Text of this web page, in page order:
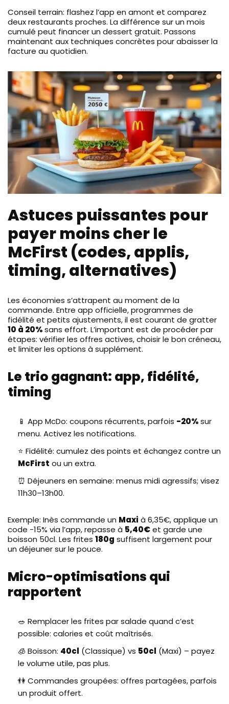
Conseil terrain: flashez l’app en amont et comparez
deux restaurants proches. La différence sur un mois
cumulé peut financer un dessert gratuit. Passons
maintenant aux techniques concrètes pour abaisser la
facture au quotidien.
Astuces puissantes pour
payer moins cher le
McFirst (codes, applis,
timing, alternatives)
Les économies s’attrapent au moment de la
commande. Entre app officielle, programmes de
fidélité et petits ajustements, il est courant de gratter
10 à 20%sans effort. L’important est de procéder par
étapes: vérifier les offres actives, choisir le bon créneau,
et limiter les options à supplément.
Le trio gagnant: app, fidélité,
timing
📱 App McDo: coupons récurrents, parfois -20%sur
menu. Activez les notifications.
⭐ Fidélité: cumulez des points et échangez contre un
McFirst ou un extra.
⏰ Déjeuners en semaine: menus midi agressifs; visez
11h30–13h00.
Exemple: Inès commande un Maxi à 6,35€, applique un
code -15% via l’app, repasse à 5,40€et garde une
boisson 50cl. Les frites 180g suffisent largement pour
un déjeuner sur le pouce.
Micro-optimisations qui
rapportent
🥗 Remplacer les frites par salade quand c’est
possible: calories et coût maîtrisés.
🧊 Boisson: 40cl (Classique) vs 50cl (Maxi) – payez
le volume utile, pas plus.
👫 Commandes groupées: offres partagées, parfois
un produit offert.